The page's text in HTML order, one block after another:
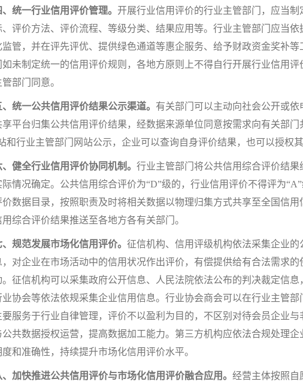
、统一行业信用评价管理。 开展行业信用评价的行业主管部门，应当
、评价方法、评价流程、等级分类、结果应用等。行业主管部门应当
监管，并在评先评优、提供绿色通道等惠企服务、给予财政资金奖补
如未制定统一的信用评价规则，各地方原则上不得自行开展行业信用
部门同意。
、统一公共信用评价结果公示渠道。 有关部门可以主动向社会公开或
享平台归集公共信用评价结果，经数据来源单位同意按需求向有关部
和行业主管部门网站公示，企业可以查询自身评价结果，也可以授权其
、健全行业信用评价协同机制。 行业主管部门将公共信用综合评价结
情况确定。公共信用综合评价为“D”级的，行业信用评价不得评为
价数据目录，按照职责及时将相关数据以物理归集方式共享至全国信
用综合评价结果推送至各地方各有关部门。
、规范发展市场化信用评价。 征信机构、信用评级机构依法采集企业
，对企业在市场活动中的信用状况作出评价，有偿提供给有合法需求
。征信机构可以采集政府公开信息、人民法院依法公布的判决裁定信
业协会等依法依规采集企业信用信息。行业协会商会可以在行业主管
要服务于行业自律管理，评价不以盈利为目的，不区别对待会员企业
公共数据授权运营，提高数据加工能力。第三方机构应依法合规处理
和准确性，持续提升市场化信用评价水平。
、加快推进公共信用评价与市场化信用评价融合应用。 经营主体按照自